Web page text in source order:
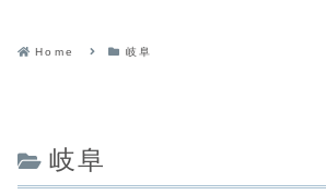
Home 岐阜
岐阜